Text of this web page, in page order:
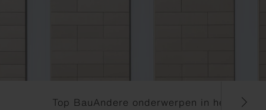
Top BauAndere onderwerpen in het